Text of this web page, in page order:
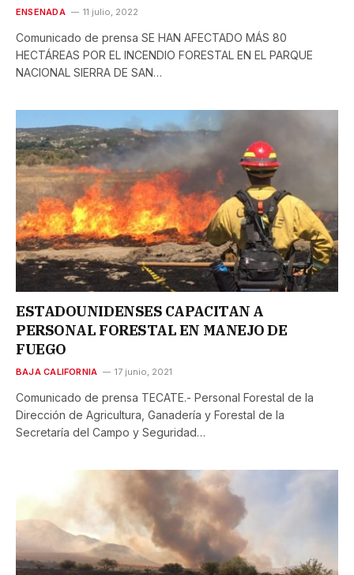
ENSENADA 11 julio, 2022
Comunicado de prensa SE HAN AFECTADO MÁS 80
HECTÁREAS POR EL INCENDIO FORESTAL EN EL PARQUE
NACIONAL SIERRA DE SAN…
ESTADOUNIDENSES CAPACITAN A
PERSONAL FORESTAL EN MANEJO DE
FUEGO
BAJA CALIFORNIA 17 junio, 2021
Comunicado de prensa TECATE.- Personal Forestal de la
Dirección de Agricultura, Ganadería y Forestal de la
Secretaría del Campo y Seguridad…